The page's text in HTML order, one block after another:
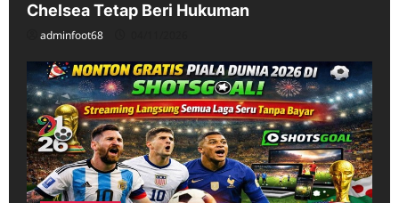
Chelsea Tetap Beri Hukuman
adminfoot68